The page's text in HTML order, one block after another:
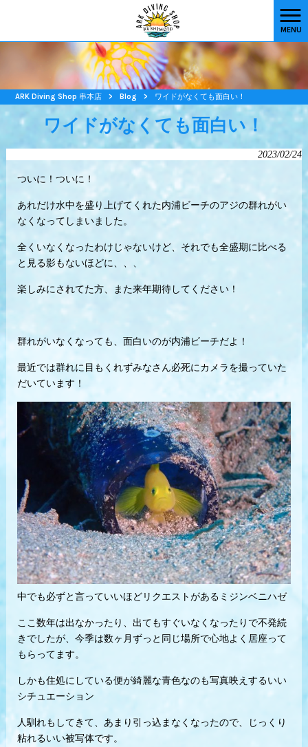
MENU
ARK Diving Shop 串本店 > Blog > ワイドがなくても面白い！
ワイドがなくても面白い！
2023/02/24
ついに！ついに！
あれだけ水中を盛り上げてくれた内浦ビーチのアジの群れがい
なくなってしまいました。
全くいなくなったわけじゃないけど、それでも全盛期に比べる
と見る影もないほどに、、、
楽しみにされてた方、また来年期待してください！
群れがいなくなっても、面白いのが内浦ビーチだよ！
最近では群れに目もくれずみなさん必死にカメラを撮っていた
だいています！
中でも必ずと言っていいほどリクエストがあるミジンベニハゼ
ここ数年は出なかったり、出てもすぐいなくなったりで不発続
きでしたが、今季は数ヶ月ずっと同じ場所で心地よく居座って
もらってます。
しかも住処にしている便が綺麗な青色なのも写真映えするいい
シチュエーション
人馴れもしてきて、あまり引っ込まなくなったので、じっくり
粘れるいい被写体です。